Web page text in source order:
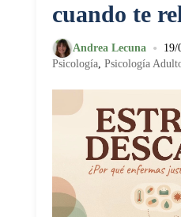
cuando te
Andrea Lecuna • 19/
Psicología, Psicología